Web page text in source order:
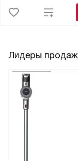
Лидеры продаж